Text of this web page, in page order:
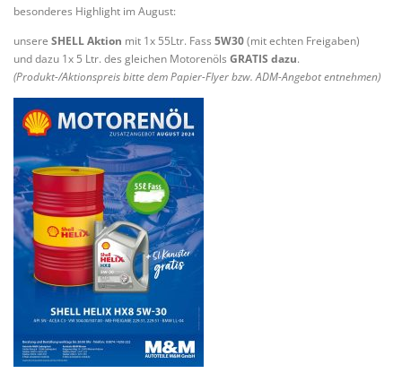
besonderes Highlight im August:
unsere SHELL Aktion mit 1x 55Ltr. Fass 5W30(mit echten Freigaben)
und dazu 1x 5 Ltr. des gleichen Motorenöls GRATIS dazu.
(Produkt-/Aktionspreis bitte dem Papier-Flyer bzw. ADM-Angebot entnehmen)